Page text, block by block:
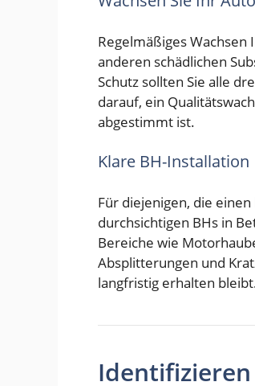
Regelmäßiges Wachsen
anderen schädlichen
Schutz sollten Sie alle
darauf, ein
abgestimmt ist.
Klare BH-Installation
Für diejenigen, die
durchsichtigen BHs in
Bereiche wie
Absplitterungen und
langfristig erhalten